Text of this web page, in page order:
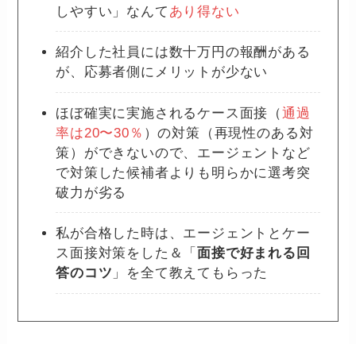
しやすい」なんて あり得ない
紹介した社員には数十万円の報酬がある
が、応募者側にメリットが少ない
ほぼ確実に実施されるケース面接（通過
率は20〜30％ ）の対策（再現性のある対
策）ができないので、エージェントなど
で対策した候補者よりも明らかに選考突
破力が劣る
私が合格した時は、エージェントとケー
ス面接対策をした＆「 面接で好まれる回
答のコツ 」を全て教えてもらった